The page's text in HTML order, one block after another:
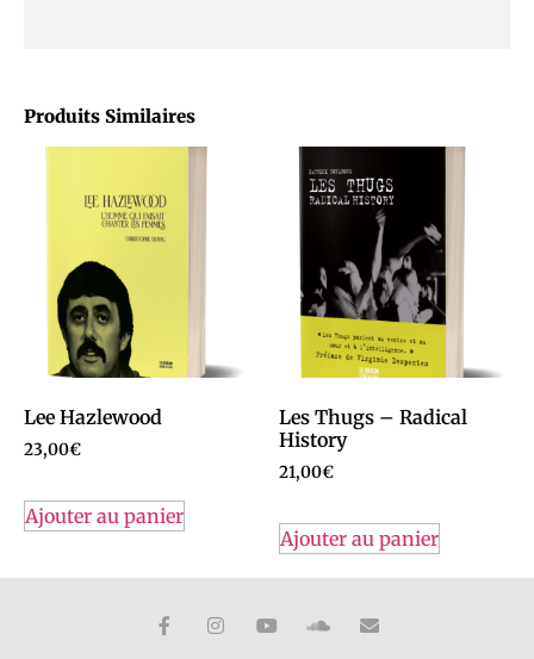
Produits Similaires
Lee Hazlewood
23,00€
Ajouter au panier
Les Thugs – Radical
History
21,00€
Ajouter au panier